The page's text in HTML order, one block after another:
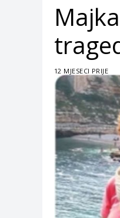
12 MJESECI PRIJE